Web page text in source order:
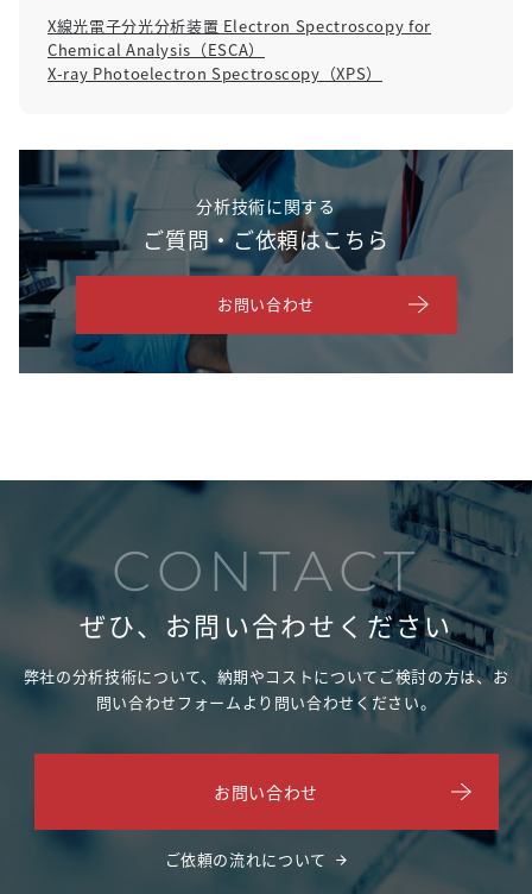
X線光電子分光分析装置 Electron Spectroscopy for
Chemical Analysis（ESCA）
X-ray Photoelectron Spectroscopy（XPS）
分析技術に関する
ご質問・ご依頼はこちら
お問い合わせ
CONTACT
ぜひ、お問い合わせください
弊社の分析技術について、納期やコストについてご検討の方は、お
問い合わせフォームより問い合わせください。
お問い合わせ
ご依頼の流れについて